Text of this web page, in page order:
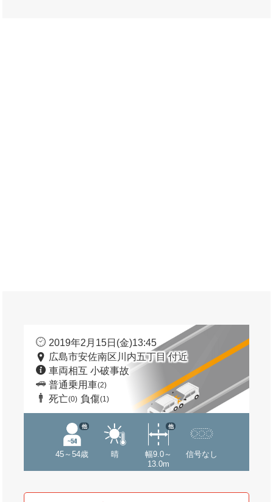
2019年2月15日(金)13:45
広島市安佐南区川内五丁目 付近
車両相互 小破事故
普通乗用車(2)
死亡(0) 負傷(1)
45～54歳
他
晴
幅9.0～
13.0m
他
信号なし